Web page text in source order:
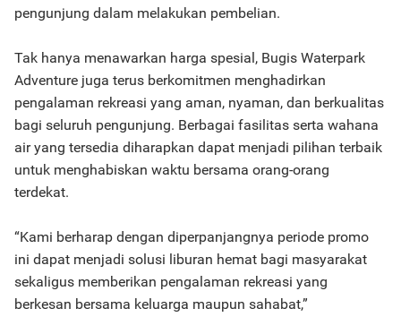
pengunjung dalam melakukan pembelian.
Tak hanya menawarkan harga spesial, Bugis Waterpark
Adventure juga terus berkomitmen menghadirkan
pengalaman rekreasi yang aman, nyaman, dan berkualitas
bagi seluruh pengunjung. Berbagai fasilitas serta wahana
air yang tersedia diharapkan dapat menjadi pilihan terbaik
untuk menghabiskan waktu bersama orang-orang
terdekat.
“Kami berharap dengan diperpanjangnya periode promo
ini dapat menjadi solusi liburan hemat bagi masyarakat
sekaligus memberikan pengalaman rekreasi yang
berkesan bersama keluarga maupun sahabat,”